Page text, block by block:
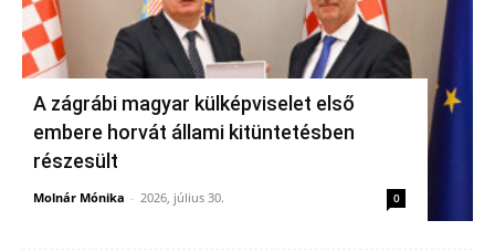
A zágrábi magyar külképviselet első
embere horvát állami kitüntetésben
részesült
Molnár Mónika - 2026, július 30. 0